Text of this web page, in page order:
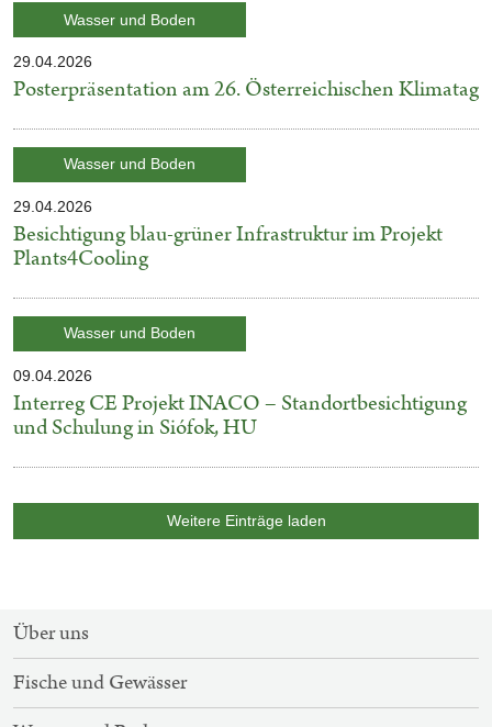
Kategorie:
Wasser und Boden
Veröffentlicht
am
29.04.2026
Posterpräsentation am 26. Österreichischen Klimatag
Kategorie:
Wasser und Boden
Veröffentlicht
am
29.04.2026
Besichtigung blau-grüner Infrastruktur im Projekt
Plants4Cooling
Kategorie:
Wasser und Boden
Veröffentlicht
am
09.04.2026
Interreg CE Projekt INACO – Standortbesichtigung
und Schulung in Siófok, HU
Weitere Einträge laden
SITEMAP-
NAVIGATION
Über uns
Fische und Gewässer